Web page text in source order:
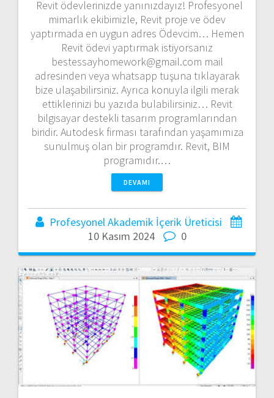
Revit ödevlerinizde yanınızdayız! Profesyonel
mimarlık ekibimizle, Revit proje ve ödev
yaptırmada en uygun adres Ödevcim… Hemen
Revit ödevi yaptırmak istiyorsanız
bestessayhomework@gmail.com mail
adresinden veya whatsapp tuşuna tıklayarak
bize ulaşabilirsiniz. Ayrıca konuyla ilgili merak
ettiklerinizi bu yazıda bulabilirsiniz… Revit
bilgisayar destekli tasarım programlarından
biridir. Autodesk firması tarafından yaşamımıza
sunulmuş olan bir programdır. Revit, BIM
programıdır.…
DEVAMI
Profesyonel Akademik İçerik Üreticisi
10 Kasım 2024
0